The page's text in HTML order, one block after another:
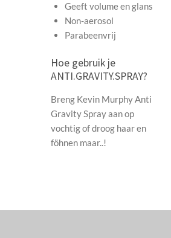
Geeft volume en glans
Non-aerosol
Parabeenvrij
Hoe gebruik je
ANTI.GRAVITY.SPRAY?
Breng Kevin Murphy Anti
Gravity Spray aan op
vochtig of droog haar en
föhnen maar..!